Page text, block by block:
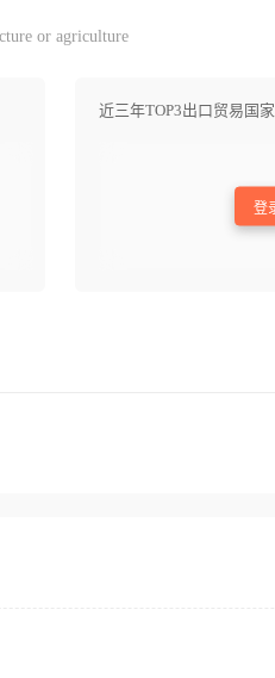
or agriculture
近三年TOP3出口贸易国家
登